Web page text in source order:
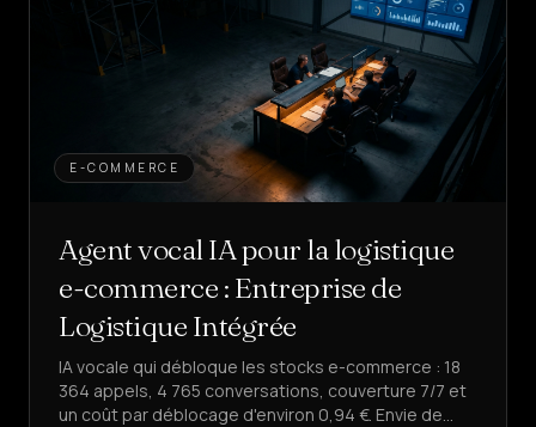
E-COMMERCE
Agent vocal IA pour la logistique
e-commerce : Entreprise de
Logistique Intégrée
IA vocale qui débloque les stocks e-commerce : 18
364 appels, 4 765 conversations, couverture 7/7 et
un coût par déblocage d'environ 0,94 €. Envie de